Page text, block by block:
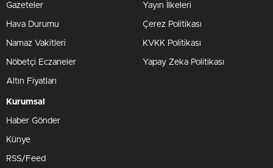
Gazeteler
Hava Durumu
Namaz Vakitleri
Nöbetçi Eczaneler
Altın Fiyatları
Yayın İlkeleri
Çerez Politikası
KVKK Politikası
Yapay Zeka Politikası
Kurumsal
Haber Gönder
Künye
RSS/Feed